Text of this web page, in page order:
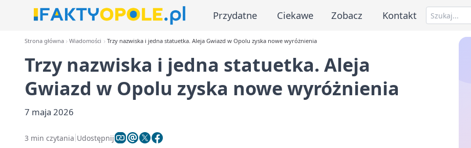
Przydatne Ciekawe Zobacz Kontakt
Strona główna Wiadomości Trzy nazwiska i jedna statuetka. Aleja Gwiazd w Opolu zyska nowe wyróżnienia
Trzy nazwiska i jedna statuetka. Aleja
Gwiazd w Opolu zyska nowe wyróżnienia
7 maja 2026
3 min czytania Udostępnij